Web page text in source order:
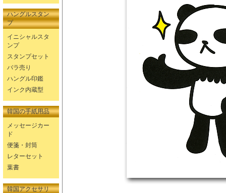
ハングルスタン
プ
イニシャルスタ
ンプ
スタンプセット
バラ売り
ハングル印鑑
インク内蔵型
韓国の手紙用品
メッセージカー
ド
便箋・封筒
レターセット
葉書
韓国アクセサリ